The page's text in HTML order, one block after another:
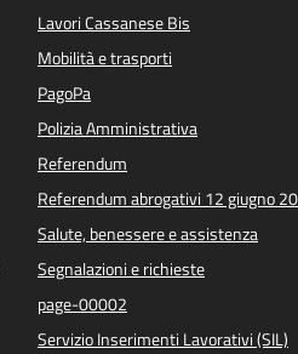
Lavori Cassanese Bis
Mobilità e trasporti
PagoPa
Polizia Amministrativa
Referendum
Referendum abrogativi 12 giugno
Salute, benessere e assistenza
Segnalazioni e richieste
page-00002
Servizio Inserimenti Lavorativi (SIL)